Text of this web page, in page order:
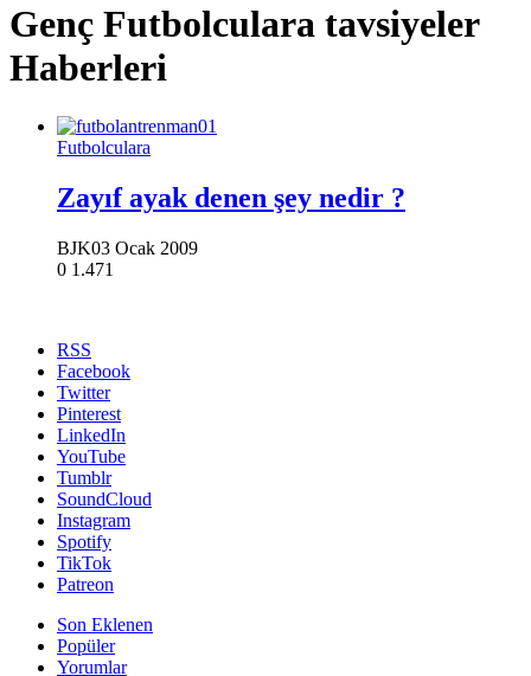
Genç Futbolculara tavsiyeler
Haberleri
Futbolculara
Zayıf ayak denen şey nedir ?
BJK03 Ocak 2009
0 1.471
RSS
Facebook
Twitter
Pinterest
LinkedIn
YouTube
Tumblr
SoundCloud
Instagram
Spotify
TikTok
Patreon
Son Eklenen
Popüler
Yorumlar